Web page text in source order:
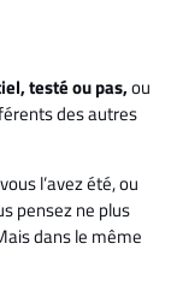
testé ou pas,ou
des autres
l’avez été, ou
pensez ne plus
dans le même